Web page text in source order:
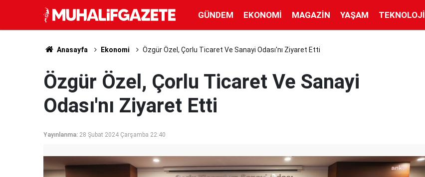
GÜNDEM EKONOMI MAGAZIN YAŞAM TEKNOLOJI
Anasayfa Ekonomi Özgür Özel, Çorlu Ticaret Ve Sanayi Odası'nı Ziyaret Etti
Özgür Özel, Çorlu Ticaret Ve Sanayi
Odası'nı Ziyaret Etti
Yayınlanma: 28 Şubat 2024 Çarşamba 22:40